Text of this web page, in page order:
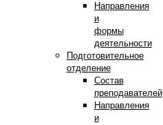
Направления
и
формы
деятельности
Подготовительное
отделение
Состав
преподавателей
Направления
и